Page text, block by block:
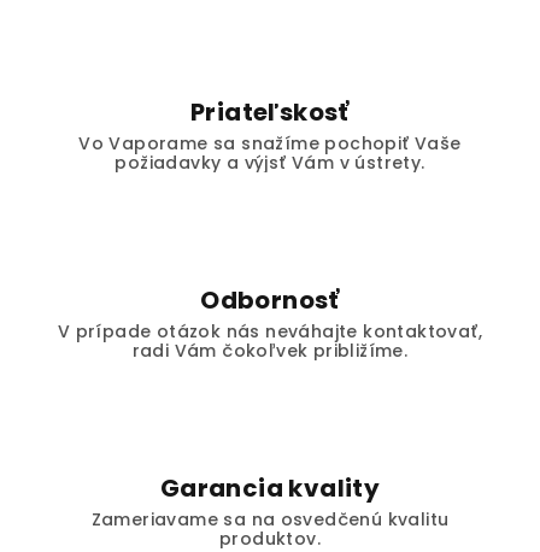
Priateľskosť
Vo Vaporame sa snažíme pochopiť Vaše
požiadavky a výjsť Vám v ústrety.
Odbornosť
V prípade otázok nás neváhajte kontaktovať,
radi Vám čokoľvek približíme.
Garancia kvality
Zameriavame sa na osvedčenú kvalitu
produktov.